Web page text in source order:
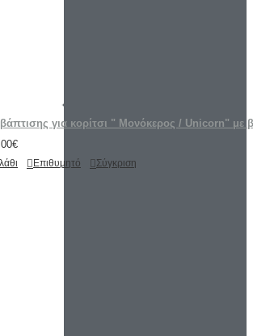
για κορίτσι " Μονόκερος / Unicorn" με
Επιθυμητό Σύγκριση